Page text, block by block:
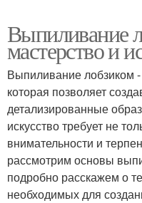
Выпиливание
мастерство и
Выпиливание лобзиком -
которая позволяет
детализированные
искусство требует не
внимательности и
рассмотрим основы
подробно расскажем о
необходимых для